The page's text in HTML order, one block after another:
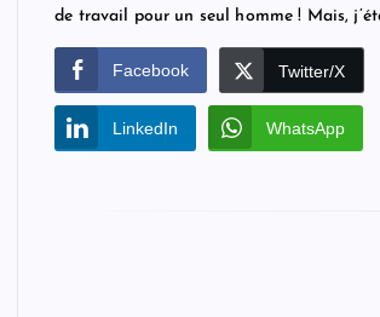
de travail pour un seul homme ! Mais,
Facebook Twitter/X
LinkedIn WhatsApp